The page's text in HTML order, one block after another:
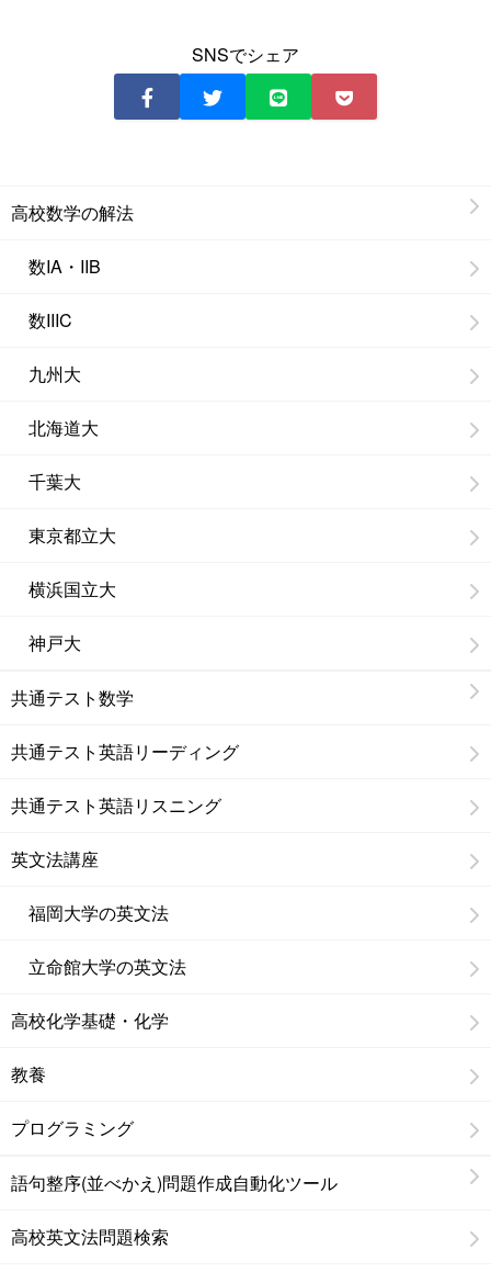
SNSでシェア
高校数学の解法
数IA・IIB
数IIIC
九州大
北海道大
千葉大
東京都立大
横浜国立大
神戸大
共通テスト数学
共通テスト英語リーディング
共通テスト英語リスニング
英文法講座
福岡大学の英文法
立命館大学の英文法
高校化学基礎・化学
教養
プログラミング
語句整序(並べかえ)問題作成自動化ツール
高校英文法問題検索